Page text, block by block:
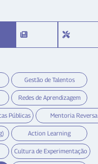
Gestão de Talentos
Redes de Aprendizagem
Públicas Mentoria Reversa
Action Learning
Cultura de Experimentação